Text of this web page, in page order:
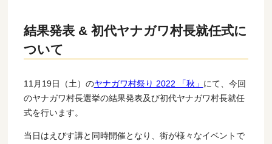
結果発表 & 初代ヤナガワ村長就任式に
ついて
11月19日（土）のヤナガワ村祭り 2022 「秋」 にて、今回
のヤナガワ村長選挙の結果発表及び初代ヤナガワ村長就任
式を行います。
当日はえびす講と同時開催となり、街が様々なイベントで